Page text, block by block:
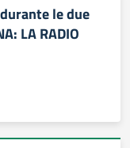
le due
LA RADIO